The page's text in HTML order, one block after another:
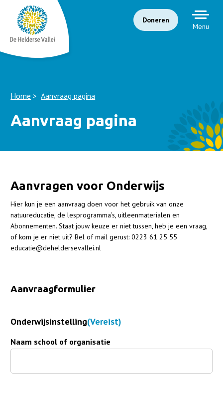
Doneren
Menu
Home Aanvraag pagina
Aanvraag pagina
Aanvragen voor Onderwijs
Hier kun je een aanvraag doen voor het gebruik van onze
natuureducatie, de lesprogramma’s, uitleenmaterialen en
Abonnementen. Staat jouw keuze er niet tussen, heb je een vraag,
of kom je er niet uit? Bel of mail gerust: 0223 61 25 55
educatie@deheldersevallei.nl
Aanvraagformulier
Onderwijsinstelling(Vereist)
Naam school of organisatie